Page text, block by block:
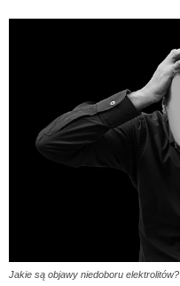
Jakie są objawy niedoboru elektrolitów?